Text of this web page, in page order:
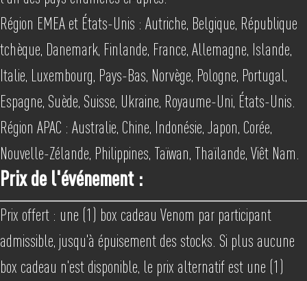
Région EMEA et États-Unis : Autriche, Belgique, République
tchèque, Danemark, Finlande, France, Allemagne, Islande,
Italie, Luxembourg, Pays-Bas, Norvège, Pologne, Portugal,
Espagne, Suède, Suisse, Ukraine, Royaume-Uni, États-Unis.
Région APAC : Australie, Chine, Indonésie, Japon, Corée,
Nouvelle-Zélande, Philippines, Taïwan, Thaïlande, Viêt Nam.
Prix de l'événement :
Prix offert : une (1) box cadeau Venom par participant
admissible, jusqu'à épuisement des stocks. Si plus aucune
box cadeau n'est disponible, le prix alternatif est une (1)